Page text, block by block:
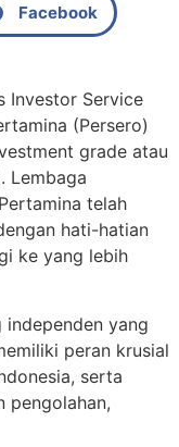
Facebook
Investor Service
(Persero)
grade atau
Lembaga
telah
hati-hatian
ke yang lebih
yang
peran krusial
serta
pengolahan,